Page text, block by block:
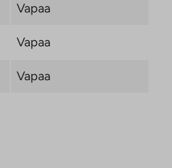
Vapaa
Vapaa
Vapaa